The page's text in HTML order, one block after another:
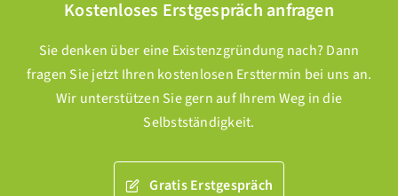
Kostenloses Erstgespräch anfragen
Sie denken über eine Existenzgründung nach? Dann
fragen Sie jetzt Ihren kostenlosen Ersttermin bei uns an.
Wir unterstützen Sie gern auf Ihrem Weg in die
Selbstständigkeit.
Gratis Erstgespräch